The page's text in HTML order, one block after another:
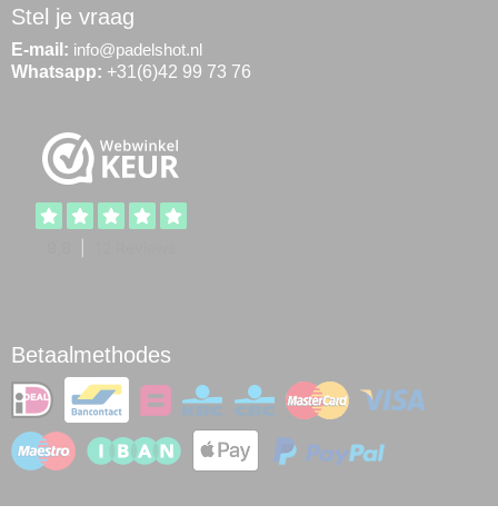
Stel je vraag
E-mail: info@padelshot.nl
Whatsapp: +31(6)42 99 73 76
Betaalmethodes